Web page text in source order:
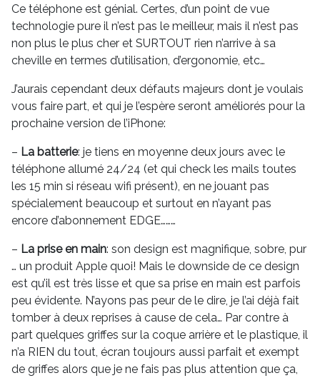
Ce téléphone est génial. Certes, d’un point de vue
technologie pure il n’est pas le meilleur, mais il n’est pas
non plus le plus cher et SURTOUT rien n’arrive à sa
cheville en termes d’utilisation, d’ergonomie, etc…
J’aurais cependant deux défauts majeurs dont je voulais
vous faire part, et qui je l’espère seront améliorés pour la
prochaine version de l’iPhone:
– La batterie: je tiens en moyenne deux jours avec le
téléphone allumé 24/24 (et qui check les mails toutes
les 15 min si réseau wifi présent), en ne jouant pas
spécialement beaucoup et surtout en n’ayant pas
encore d’abonnement EDGE………
– La prise en main: son design est magnifique, sobre, pur
… un produit Apple quoi! Mais le downside de ce design
est qu’il est très lisse et que sa prise en main est parfois
peu évidente. N’ayons pas peur de le dire, je l’ai déjà fait
tomber à deux reprises à cause de cela… Par contre à
part quelques griffes sur la coque arrière et le plastique, il
n’a RIEN du tout, écran toujours aussi parfait et exempt
de griffes alors que je ne fais pas plus attention que ça,